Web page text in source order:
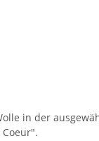
in der